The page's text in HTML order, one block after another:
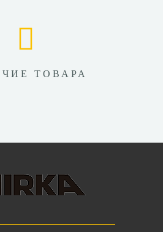
ТОВАРА